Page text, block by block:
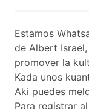
Estamos
de Albert
promover la
Kada unos
Aki puedes
Para registrar